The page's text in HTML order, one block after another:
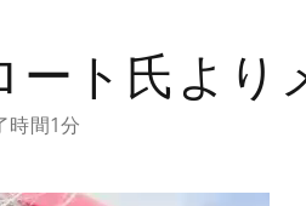
ート氏より
時間1分